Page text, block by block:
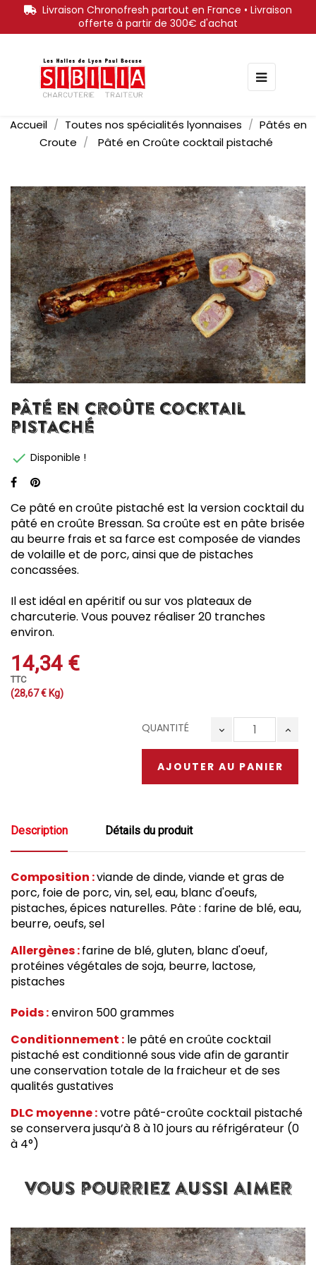
Livraison Chronofresh partout en France • Livraison
offerte à partir de 300€ d'achat
Basculer
la
☰
Accueil Toutes nos spécialités lyonnaises
Pâtés en
Croute
Pâté en Croûte cocktail pistaché
Pâté en Croûte cocktail
pistaché
 Disponible !
Ce pâté en croûte pistaché est la version cocktail du
pâté en croûte Bressan. Sa croûte est en pâte brisée
au beurre frais et sa farce est composée de viandes
de volaille et de porc, ainsi que de pistaches
concassées.
Il est idéal en apéritif ou sur vos plateaux de
charcuterie. Vous pouvez réaliser 20 tranches
environ.
14,34 €
TTC
(28,67 € Kg)
QUANTITÉ
AJOUTER AU PANIER
Description Détails du produit
Composition :viande de dinde, viande et gras de
porc, foie de porc, vin, sel, eau, blanc d'oeufs,
pistaches, épices naturelles. Pâte : farine de blé, eau,
beurre, oeufs, sel
Allergènes :farine de blé, gluten, blanc d'oeuf,
protéines végétales de soja, beurre, lactose,
pistaches
Poids :environ 500 grammes
Conditionnement : le pâté en croûte cocktail
pistaché est conditionné sous vide afin de garantir
une conservation totale de la fraicheur et de ses
qualités gustatives
DLC moyenne :votre pâté-croûte cocktail pistaché
se conservera jusqu’à 8 à 10 jours au réfrigérateur (0
à 4°)
vous pourriez aussi aimer